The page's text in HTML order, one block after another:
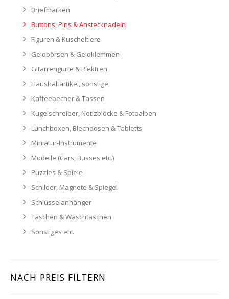
Briefmarken
Buttons, Pins & Anstecknadeln
Figuren & Kuscheltiere
Geldbörsen & Geldklemmen
Gitarrengurte & Plektren
Haushaltartikel, sonstige
Kaffeebecher & Tassen
Kugelschreiber, Notizblöcke & Fotoalben
Lunchboxen, Blechdosen & Tabletts
Miniatur-Instrumente
Modelle (Cars, Busses etc.)
Puzzles & Spiele
Schilder, Magnete & Spiegel
Schlüsselanhänger
Taschen & Waschtaschen
Sonstiges etc.
NACH PREIS FILTERN